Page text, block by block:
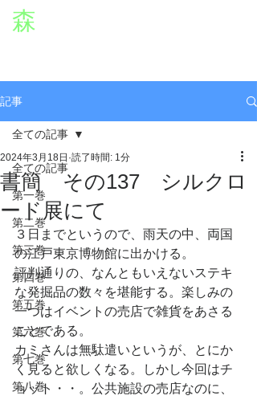
森
記事
全ての記事
第一巻
第二巻
第三巻
第四巻
第五巻
第六巻
第七巻
第八巻
全ての記事
書簡 その137 シルクロ
ード展にて
2024年3月18日 読了時間: 1分
３日までというので、雨天の中、両国
の江戸東京博物館に出かける。
評判通りの、なんともいえないステキ
な発掘品の数々を堪能する。楽しみの
一つはイベントの売店で雑貨をあさる
ことである。
カミさんは無駄遣いというが、とにか
く見ると欲しくなる。しかし今回はチ
ョット・・。公共施設の売店なのに、